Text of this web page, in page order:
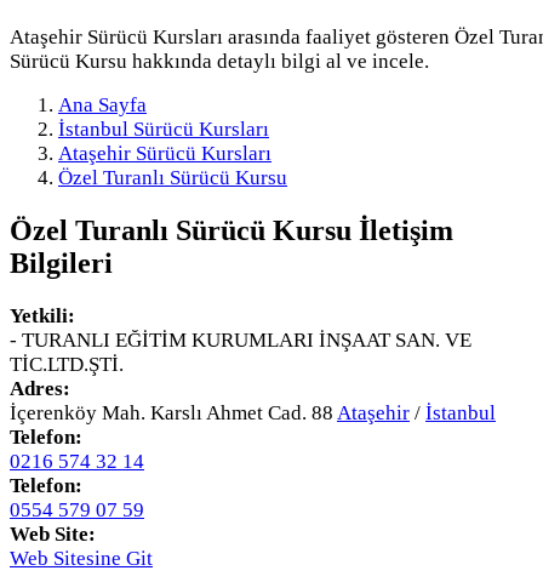
Ataşehir Sürücü Kursları arasında faaliyet gösteren Özel
Sürücü Kursu hakkında detaylı bilgi al ve incele.
Ana Sayfa
İstanbul Sürücü Kursları
Ataşehir Sürücü Kursları
Özel Turanlı Sürücü Kursu
Özel Turanlı Sürücü Kursu İletişim
Bilgileri
Yetkili:
- TURANLI EĞİTİM KURUMLARI İNŞAAT SAN. VE
TİC.LTD.ŞTİ.
Adres:
İçerenköy Mah. Karslı Ahmet Cad. 88 Ataşehir / İstanbul
Telefon:
0216 574 32 14
Telefon:
0554 579 07 59
Web Site:
Web Sitesine Git